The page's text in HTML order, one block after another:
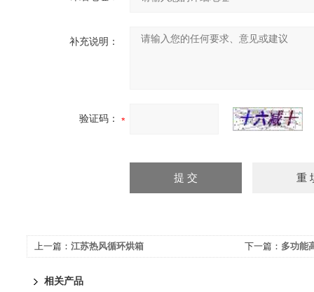
补充说明：
验证码：
上一篇： 江苏热风循环烘箱 下一篇： 多功能
相关产品